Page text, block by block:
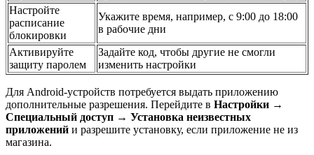
Настройте
расписание
блокировки
Укажите время, например, с 9:00 до 18:00
в рабочие дни
Активируйте
защиту паролем
Задайте код, чтобы другие не смогли
изменить настройки
Для Android-устройств потребуется выдать приложению
дополнительные разрешения. Перейдите в Настройки →
Специальный доступ → Установка неизвестных
приложений и разрешите установку, если приложение не из
магазина.